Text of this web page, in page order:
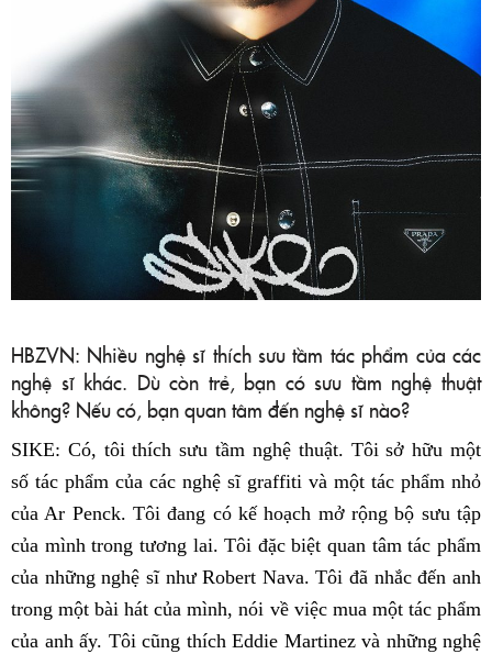
HBZVN: Nhiều nghệ sĩ thích sưu tầm tác phẩm của các
nghệ sĩ khác. Dù còn trẻ, bạn có sưu tầm nghệ thuật
không? Nếu có, bạn quan tâm đến nghệ sĩ nào?
SIKE: Có, tôi thích sưu tầm nghệ thuật. Tôi sở hữu một
số tác phẩm của các nghệ sĩ graffiti và một tác phẩm nhỏ
của Ar Penck. Tôi đang có kế hoạch mở rộng bộ sưu tập
của mình trong tương lai. Tôi đặc biệt quan tâm tác phẩm
của những nghệ sĩ như Robert Nava. Tôi đã nhắc đến anh
trong một bài hát của mình, nói về việc mua một tác phẩm
của anh ấy. Tôi cũng thích Eddie Martinez và những nghệ